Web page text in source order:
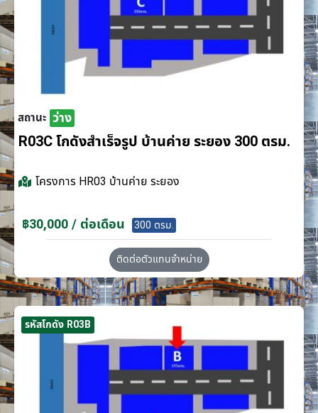
สถานะ ว่าง
R03C โกดังสำเร็จรูป บ้านค่าย ระยอง 300 ตรม.
โครงการ HR03 บ้านค่าย ระยอง
฿30,000 / ต่อเดือน 300 ตรม.
ติดต่อตัวแทนจำหน่าย
รหัสโกดัง R03B